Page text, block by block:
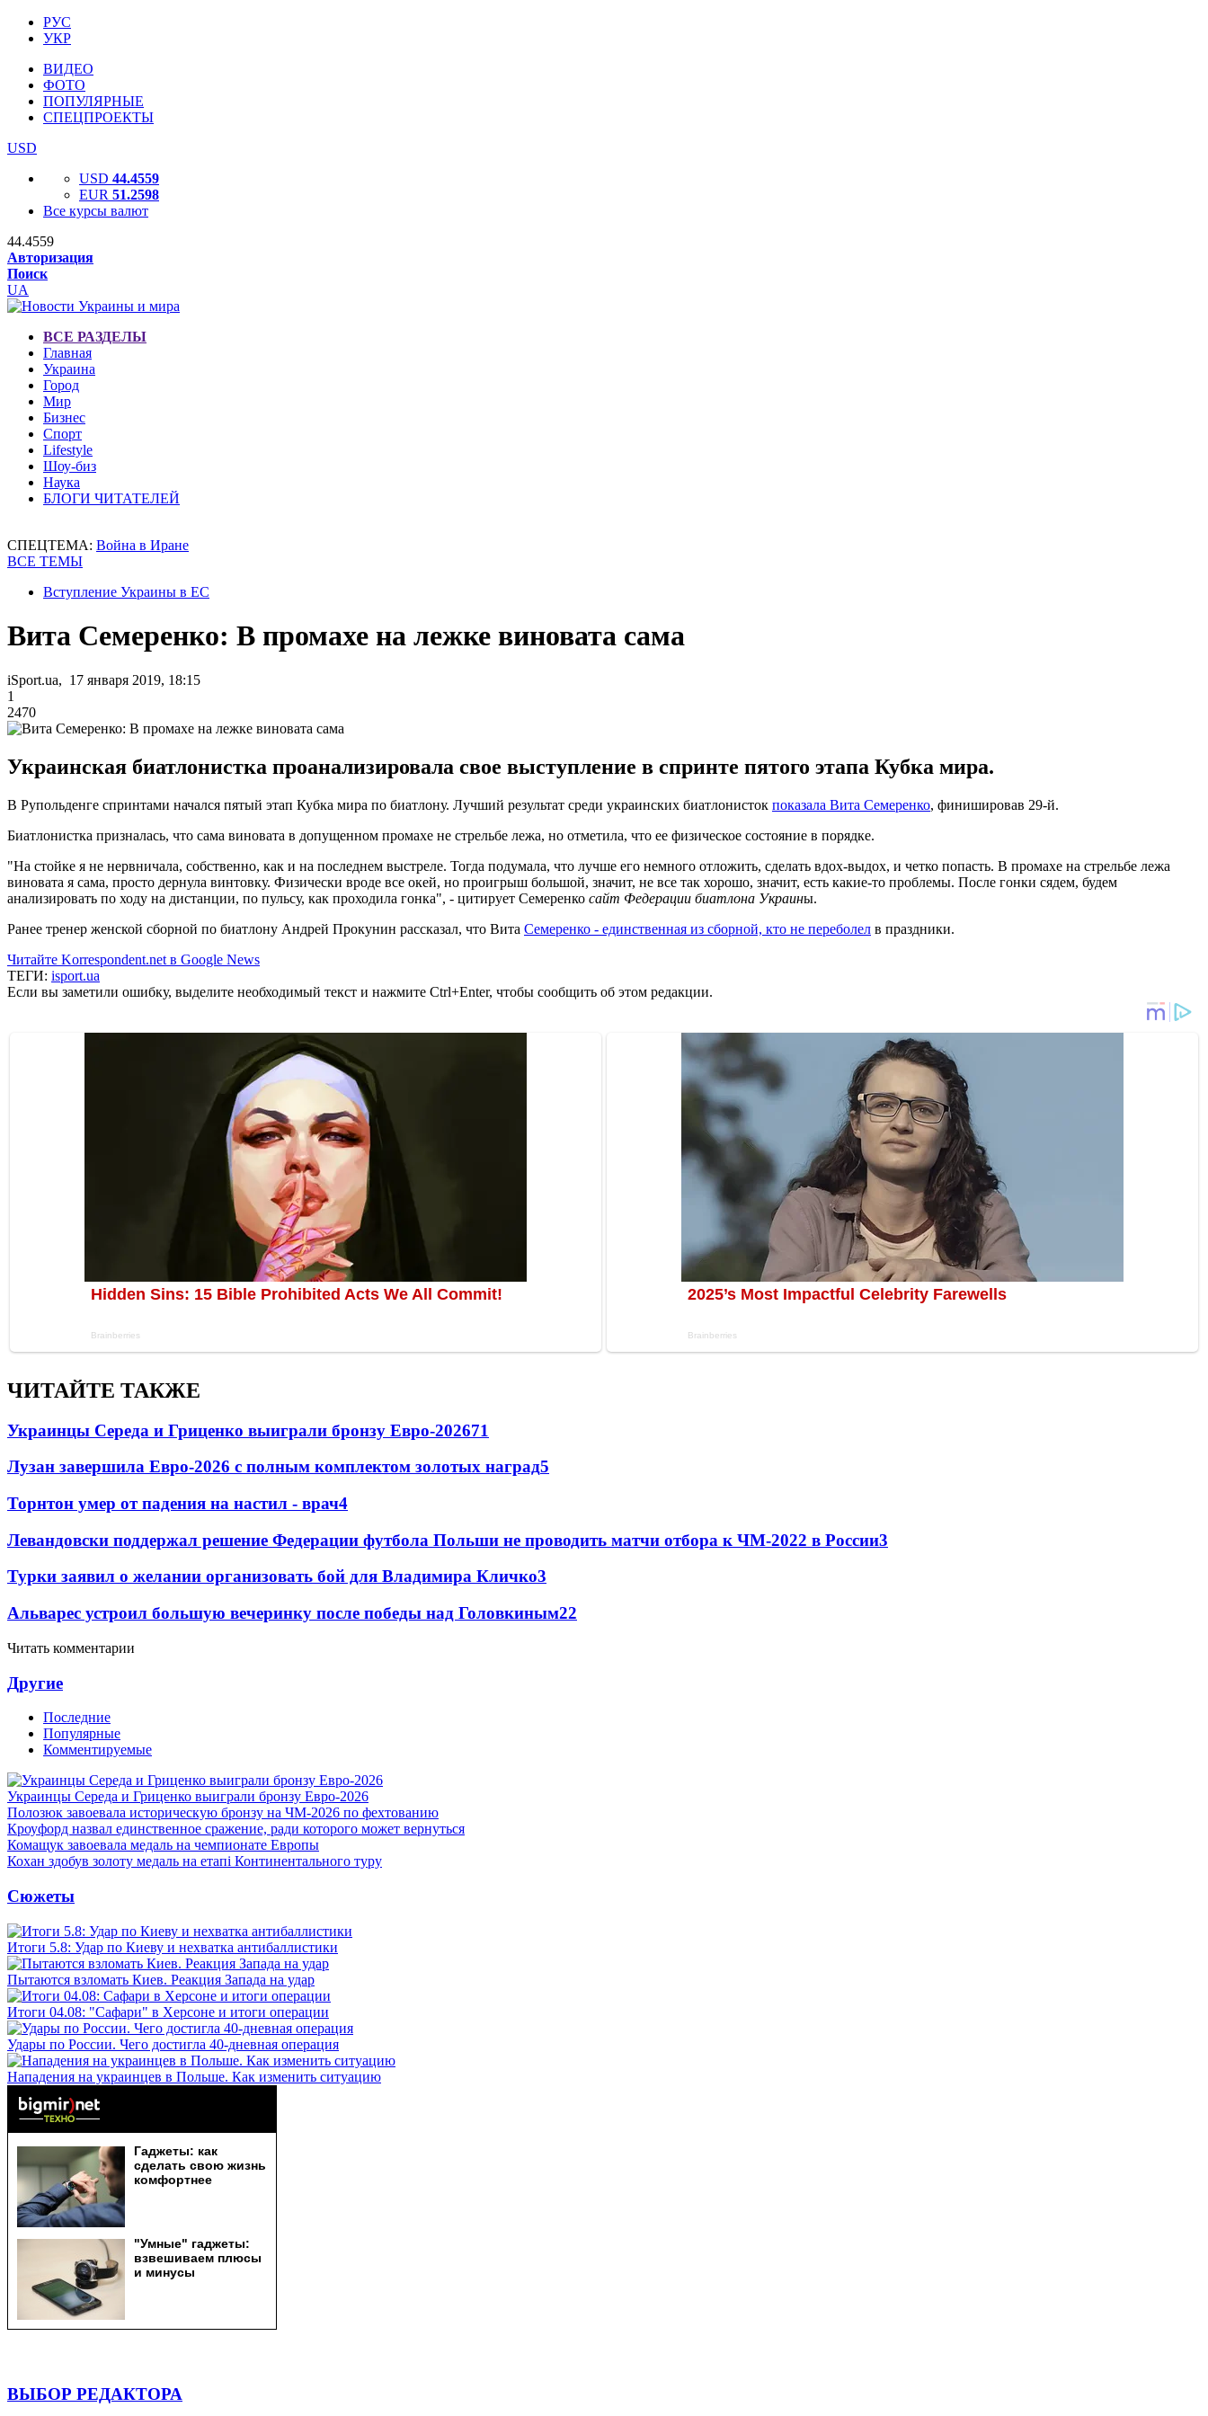
РУС
УКР
ВИДЕО
ФОТО
ПОПУЛЯРНЫЕ
СПЕЦПРОЕКТЫ
USD
USD 44.4559
EUR 51.2598
Все курсы валют
44.4559
Авторизация
Поиск
UA
ВСЕ РАЗДЕЛЫ
Главная
Украина
Город
Мир
Бизнес
Спорт
Lifestyle
Шоу-биз
Наука
БЛОГИ ЧИТАТЕЛЕЙ
СПЕЦТЕМА: Война в Иране
ВСЕ ТЕМЫ
Вступление Украины в ЕС
Вита Семеренко: В промахе на лежке виновата сама
iSport.ua, 17 января 2019, 18:15
1
2470
Украинская биатлонистка проанализировала свое выступление в спринте пятого этапа Кубка мира.
В Рупольденге спринтами начался пятый этап Кубка мира по биатлону. Лучший результат среди украинских биатлонисток показала Вита Семеренко, финишировав 29-й.
Биатлонистка призналась, что сама виновата в допущенном промахе не стрельбе лежа, но отметила, что ее физическое состояние в порядке.
"На стойке я не нервничала, собственно, как и на последнем выстреле. Тогда подумала, что лучше его немного отложить, сделать вдох-выдох, и четко попасть. В промахе на стрельбе лежа
виновата я сама, просто дернула винтовку. Физически вроде все окей, но проигрыш большой, значит, не все так хорошо, значит, есть какие-то проблемы. После гонки сядем, будем
анализировать по ходу на дистанции, по пульсу, как проходила гонка", - цитирует Семеренко сайт Федерации биатлона Украины.
Ранее тренер женской сборной по биатлону Андрей Прокунин рассказал, что Вита Семеренко - единственная из сборной, кто не переболел в праздники.
Читайте Korrespondent.net в Google News
ТЕГИ: isport.ua
Если вы заметили ошибку, выделите необходимый текст и нажмите Ctrl+Enter, чтобы сообщить об этом редакции.
ЧИТАЙТЕ ТАКЖЕ
Украинцы Середа и Гриценко выиграли бронзу Евро-202671
Лузан завершила Евро-2026 с полным комплектом золотых наград5
Торнтон умер от падения на настил - врач4
Левандовски поддержал решение Федерации футбола Польши не проводить матчи отбора к ЧМ-2022 в России3
Турки заявил о желании организовать бой для Владимира Кличко3
Альварес устроил большую вечеринку после победы над Головкиным22
Читать комментарии
Другие
Последние
Популярные
Комментируемые
Украинцы Середа и Гриценко выиграли бронзу Евро-2026
Полозюк завоевала историческую бронзу на ЧМ-2026 по фехтованию
Кроуфорд назвал единственное сражение, ради которого может вернуться
Комащук завоевала медаль на чемпионате Европы
Кохан здобув золоту медаль на етапі Континентального туру
Сюжеты
Итоги 5.8: Удар по Киеву и нехватка антибаллистики
Пытаются взломать Киев. Реакция Запада на удар
Итоги 04.08: "Сафари" в Херсоне и итоги операции
Удары по России. Чего достигла 40-дневная операция
Нападения на украинцев в Польше. Как изменить ситуацию
ВЫБОР РЕДАКТОРА